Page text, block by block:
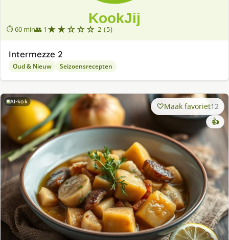
⏱ 60 min👥 1 ★★☆☆☆ 2 (5)
Intermezze 2
Oud & Nieuw Seizoensrecepten
AI-kok Maak favoriet12
👍